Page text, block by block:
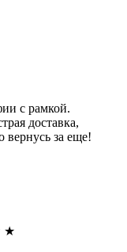
с рамкой.
доставка,
вернусь за еще!
★